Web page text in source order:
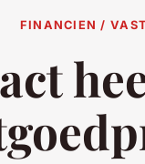
FINANCIEN /